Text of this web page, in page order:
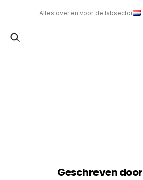
Alles over en voor de labsector
Geschreven door